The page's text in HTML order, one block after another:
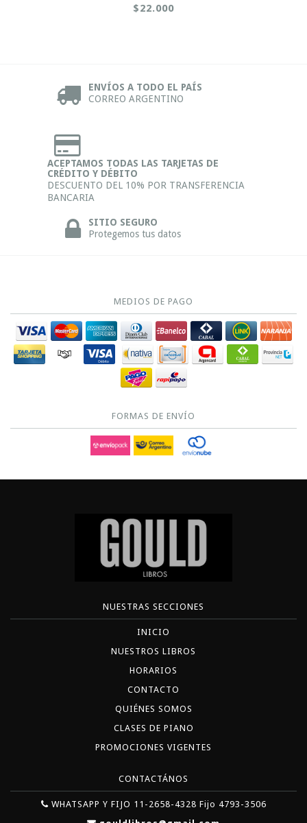
$22.000
ENVÍOS A TODO EL PAÍS
CORREO ARGENTINO
ACEPTAMOS TODAS LAS TARJETAS DE
CRÉDITO Y DÉBITO
DESCUENTO DEL 10% POR TRANSFERENCIA
BANCARIA
SITIO SEGURO
Protegemos tus datos
MEDIOS DE PAGO
FORMAS DE ENVÍO
NUESTRAS SECCIONES
INICIO
NUESTROS LIBROS
HORARIOS
CONTACTO
QUIÉNES SOMOS
CLASES DE PIANO
PROMOCIONES VIGENTES
CONTACTÁNOS
WHATSAPP Y FIJO 11-2658-4328 Fijo 4793-3506